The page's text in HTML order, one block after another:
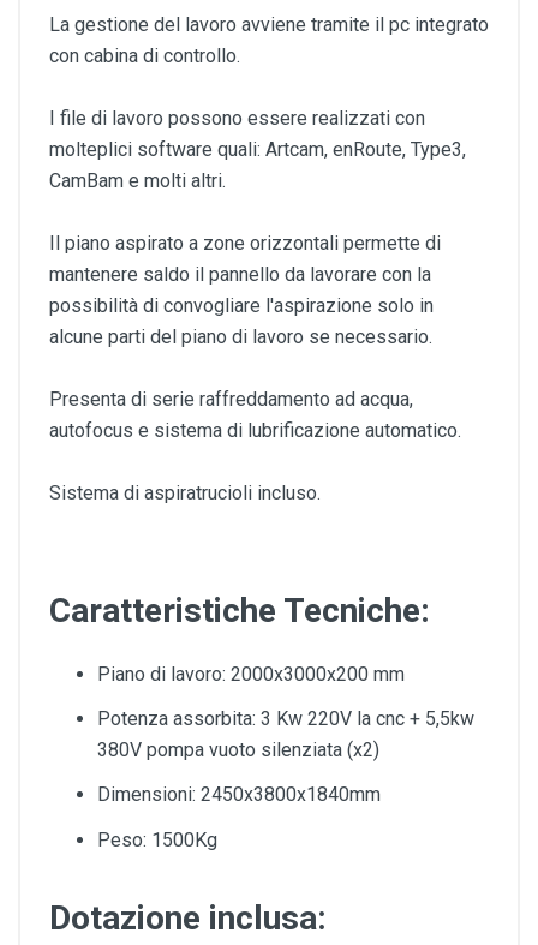
La gestione del lavoro avviene tramite il pc integrato
con cabina di controllo.
I file di lavoro possono essere realizzati con
molteplici software quali: Artcam, enRoute, Type3,
CamBam e molti altri.
Il piano aspirato a zone orizzontali permette di
mantenere saldo il pannello da lavorare con la
possibilità di convogliare l'aspirazione solo in
alcune parti del piano di lavoro se necessario.
Presenta di serie raffreddamento ad acqua,
autofocus e sistema di lubrificazione automatico.
Sistema di aspiratrucioli incluso.
Caratteristiche Tecniche:
Piano di lavoro: 2000x3000x200 mm
Potenza assorbita: 3 Kw 220V la cnc + 5,5kw
380V pompa vuoto silenziata (x2)
Dimensioni: 2450x3800x1840mm
Peso: 1500Kg
Dotazione inclusa: